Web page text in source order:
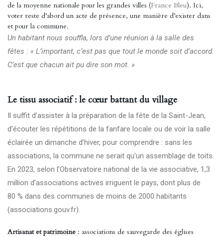
de la moyenne nationale pour les grandes villes (France Bleu). Ici,
voter reste d’abord un acte de présence, une manière d’exister dans
et pour la commune.
Un habitant nous souffla, lors d’une réunion à la salle des
fêtes : « L’important, c’est pas que tout le monde soit d’accord.
C’est que chacun ait pu dire son mot. »
Le tissu associatif : le cœur battant du village
Il suffit d’assister à la préparation de la fête de la Saint-Jean,
d’écouter les répétitions de la fanfare locale ou de voir la salle
éclairée un dimanche d’hiver, pour comprendre : sans les
associations, la commune ne serait qu’un assemblage de toits.
En 2023, selon l’Observatoire national de la vie associative, 1,3
million d’associations actives irriguent le pays, dont plus de
80 % dans des communes de moins de 2000 habitants
(associations.gouv.fr).
Artisanat et patrimoine : associations de sauvegarde des églises